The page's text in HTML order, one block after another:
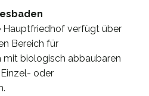
Hauptfriedhof verfügt über
Bereich für
biologisch abbaubaren
oder